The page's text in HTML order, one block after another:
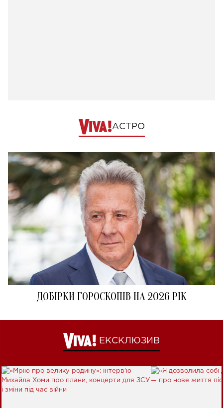
АСТРО
ДОБІРКИ ГОРОСКОПІВ НА 2026 РІК
ЕКСКЛЮЗИВ